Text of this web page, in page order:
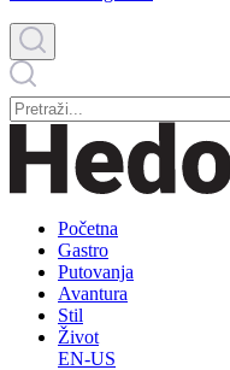
Početna
Gastro
Putovanja
Avantura
Stil
Život
EN-US